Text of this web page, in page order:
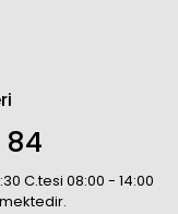
84
C.tesi 08:00 - 14:00